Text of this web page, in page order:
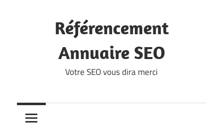
Référencement
Annuaire SEO
Votre SEO vous dira merci